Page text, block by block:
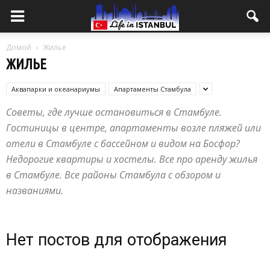
Домой Жилье
ЖИЛЬЕ
Аквапарки и океанариумы Апартаменты Стамбула
Советы, где лучше остановиться в Стамбуле.
Гостиницы в центре, апартаменты возле пляжей или
отели в Стамбуле с бассейном и видом на Босфор?
Недорогие квартиры и хостелы. Все про аренду жилья
в Стамбуле. Все районы Стамбула с обзором и
названиями.
Нет постов для отображения